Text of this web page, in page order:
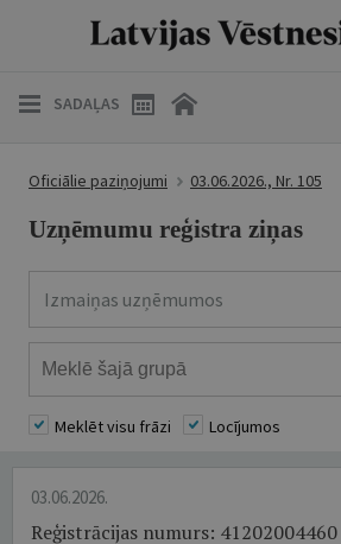
SADAĻAS
Oficiālie paziņojumi 03.06.2026., Nr. 105
Uzņēmumu reģistra ziņas
Izmaiņas uzņēmumos
Meklēt visu frāzi Locījumos
03.06.2026.
Reģistrācijas numurs: 41202004460